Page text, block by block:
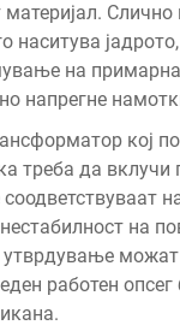
Слично
наситува
на
напрегне
кој
треба да вклучи
на
можат
работен